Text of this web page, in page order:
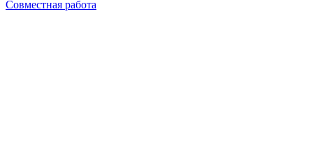
Совместная работа